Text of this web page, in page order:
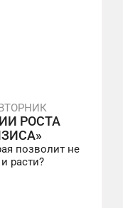
РОСТА
позволит не
расти?